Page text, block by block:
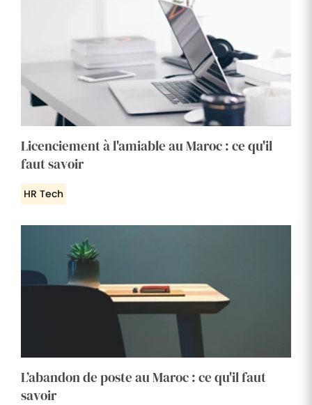
Licenciement à l'amiable au Maroc : ce qu'il
faut savoir
HR Tech
L’abandon de poste au Maroc : ce qu'il faut
savoir